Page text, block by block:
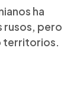
ha
rusos, pero
territorios.